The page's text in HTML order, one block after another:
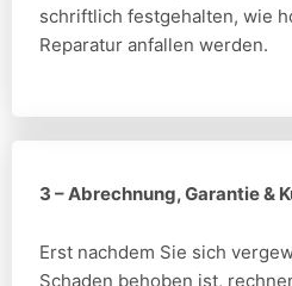
schriftlich festgehalten, wie
Reparatur anfallen werden.
3 – Abrechnung, Garantie &
Erst nachdem Sie sich
Schaden behoben ist,